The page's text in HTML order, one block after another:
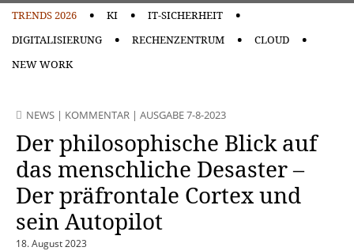
TRENDS 2026 KI
IT-SICHERHEIT
DIGITALISIERUNG
RECHENZENTRUM
CLOUD
NEW WORK
NEWS | KOMMENTAR | AUSGABE 7-8-2023
Der philosophische Blick auf
das menschliche Desaster –
Der präfrontale Cortex und
sein Autopilot
18. August 2023